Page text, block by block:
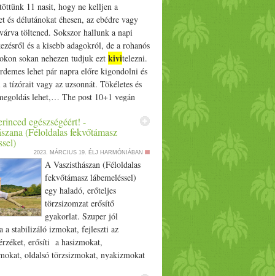
11 nasit, hogy ne kelljen a
és délutánokat éhesen, az ebédre vagy
töltened. Sokszor hallunk a napi
és a kisebb adagokról, de a rohanós
sokan nehezen tudjuk ezt kivitelezni.
lehet pár napra előre kigondolni és
tízórait vagy az uzsonnát. Tökéletes és
lehet,… The post 10+1 vegán
egészségéért! -
(Féloldalas fekvőtámasz
2023. MÁRCIUS 19. ÉLJ HARMÓNIÁBAN
A Vaszisthászan (Féloldalas
fekvőtámasz lábemeléssel)
egy haladó, erőteljes
törzsizomzat erősítő
gyakorlat. Szuper jól
a stabilizáló izmokat, fejleszti az
erősíti a hasizmokat,
oldalsó törzsizmokat, nyakizmokat